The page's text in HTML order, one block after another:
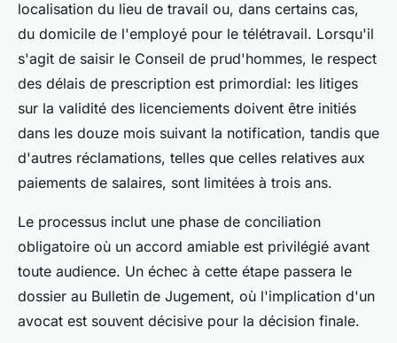
localisation du lieu de travail ou, dans certains cas,
du domicile de l'employé pour le télétravail. Lorsqu'il
s'agit de saisir le Conseil de prud'hommes, le respect
des délais de prescription est primordial: les litiges
sur la validité des licenciements doivent être initiés
dans les douze mois suivant la notification, tandis que
d'autres réclamations, telles que celles relatives aux
paiements de salaires, sont limitées à trois ans.
Le processus inclut une phase de conciliation
obligatoire où un accord amiable est privilégié avant
toute audience. Un échec à cette étape passera le
dossier au Bulletin de Jugement, où l'implication d'un
avocat est souvent décisive pour la décision finale.